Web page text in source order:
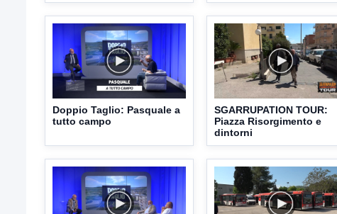
Doppio Taglio: Pasquale a
tutto campo
SGARRUPATION TOUR:
Piazza Risorgimento e
dintorni